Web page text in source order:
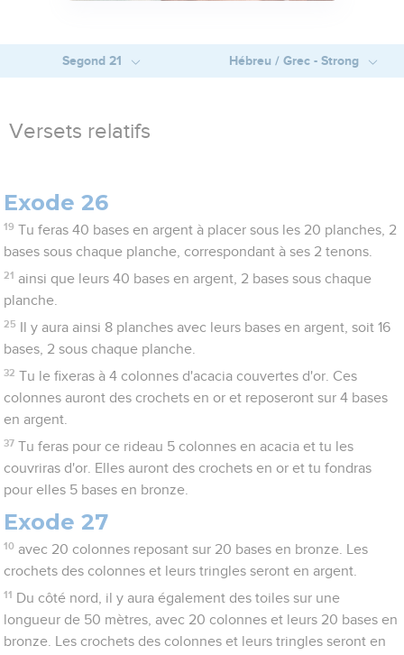
Segond 21 Hébreu / Grec - Strong
Versets relatifs
Exode 26
19 Tu feras 40 bases en argent à placer sous les 20 planches, 2
bases sous chaque planche, correspondant à ses 2 tenons.
21 ainsi que leurs 40 bases en argent, 2 bases sous chaque
planche.
25
Il y aura ainsi 8 planches avec leurs bases en argent, soit 16
bases, 2 sous chaque planche.
32 Tu le fixeras à 4 colonnes d'acacia couvertes d'or. Ces
colonnes auront des crochets en or et reposeront sur 4 bases
en argent.
37 Tu feras pour ce rideau 5 colonnes en acacia et tu les
couvriras d'or. Elles auront des crochets en or et tu fondras
pour elles 5 bases en bronze.
Exode 27
10 avec 20 colonnes reposant sur 20 bases en bronze. Les
crochets des colonnes et leurs tringles seront en argent.
11 Du côté nord, il y aura également des toiles sur une
longueur de 50 mètres, avec 20 colonnes et leurs 20 bases en
bronze. Les crochets des colonnes et leurs tringles seront en